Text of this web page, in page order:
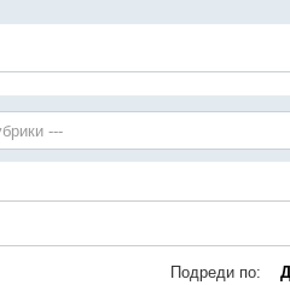
Подреди по: